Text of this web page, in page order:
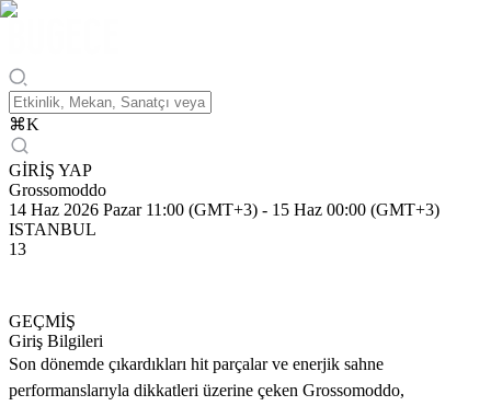
⌘K
GİRİŞ YAP
Grossomoddo
14 Haz 2026 Pazar 11:00 (GMT+3) - 15 Haz 00:00 (GMT+3)
ISTANBUL
13
GEÇMİŞ
Giriş Bilgileri
Son dönemde çıkardıkları hit parçalar ve enerjik sahne
performanslarıyla dikkatleri üzerine çeken Grossomoddo,